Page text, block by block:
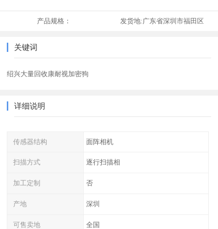
产品规格： 发货地:广东省深圳市福田区
关键词
绍兴大量回收康耐视加密狗
详细说明
传感器结构 面阵相机
扫描方式 逐行扫描相
加工定制 否
产地 深圳
可售卖地 全国